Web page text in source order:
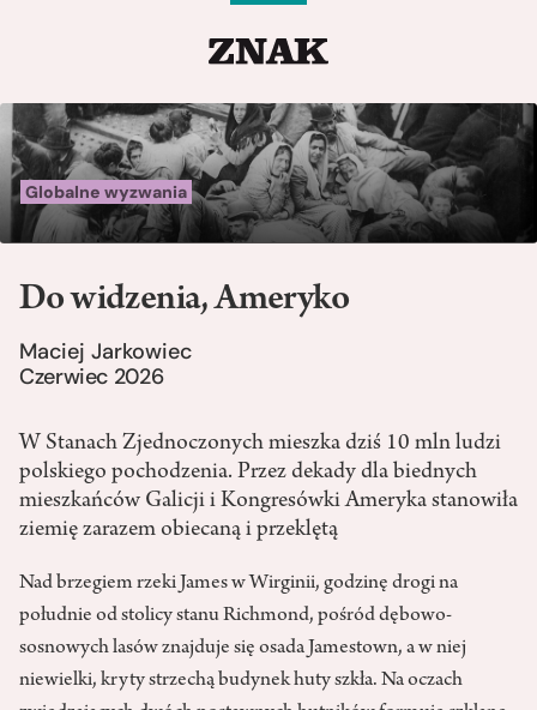
Globalne wyzwania
Do widzenia, Ameryko
Maciej Jarkowiec
Czerwiec 2026
W Stanach Zjednoczonych mieszka dziś 10 mln ludzi
polskiego pochodzenia. Przez dekady dla biednych
mieszkańców Galicji i Kongresówki Ameryka stanowiła
ziemię zarazem obiecaną i przeklętą
Nad brzegiem rzeki James w Wirginii, godzinę drogi na
południe od stolicy stanu Richmond, pośród dębowo-
sosnowych lasów znajduje się osada Jamestown, a w niej
niewielki, kryty strzechą budynek huty szkła. Na oczach